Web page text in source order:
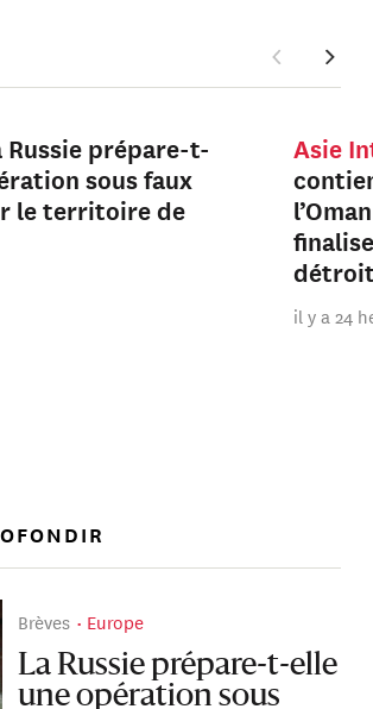
Russie prépare-t-
sous faux
le territoire de
Asie
il y a 24
Brèves Europe
La Russie prépare-t-elle
une opération sous